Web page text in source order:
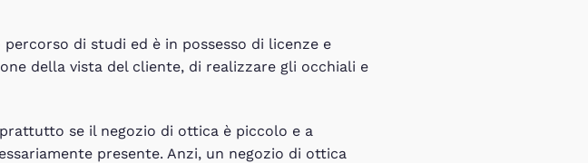
di studi ed è in possesso di licenze e
della vista del cliente, di realizzare gli occhiali e
se il negozio di ottica è piccolo e a
presente. Anzi, un negozio di ottica